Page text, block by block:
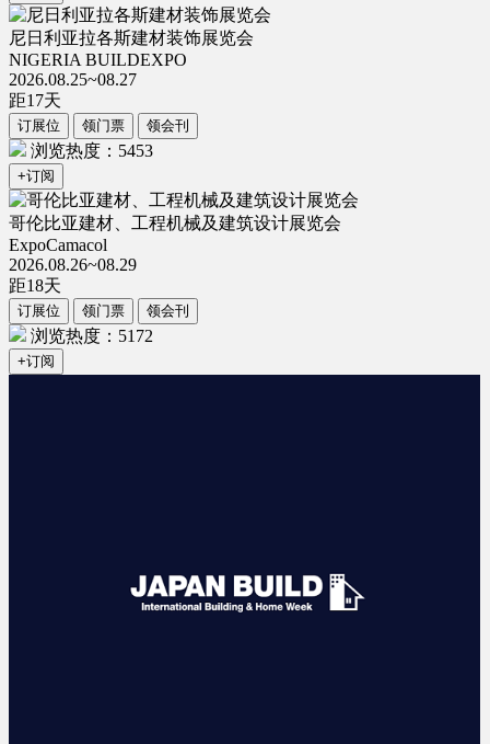
尼日利亚拉各斯建材装饰展览会
NIGERIA BUILDEXPO
2026.08.25~08.27
距17天
订展位 领门票 领会刊
浏览热度：5453
+订阅
哥伦比亚建材、工程机械及建筑设计展览会
ExpoCamacol
2026.08.26~08.29
距18天
订展位 领门票 领会刊
浏览热度：5172
+订阅